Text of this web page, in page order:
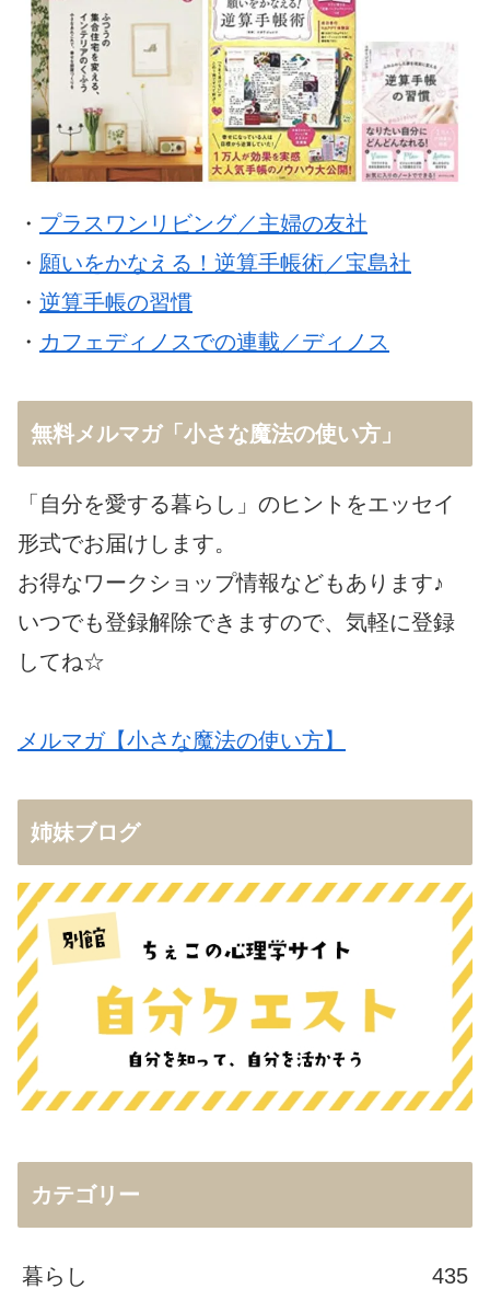
・ プラスワンリビング／主婦の友社
・ 願いをかなえる！逆算手帳術／宝島社
・ 逆算手帳の習慣
・ カフェディノスでの連載／ディノス
無料メルマガ「小さな魔法の使い方」
「自分を愛する暮らし」のヒントをエッセイ
形式でお届けします。
お得なワークショップ情報などもあります♪
いつでも登録解除できますので、気軽に登録
してね☆
メルマガ【小さな魔法の使い方】
姉妹ブログ
カテゴリー
暮らし 435